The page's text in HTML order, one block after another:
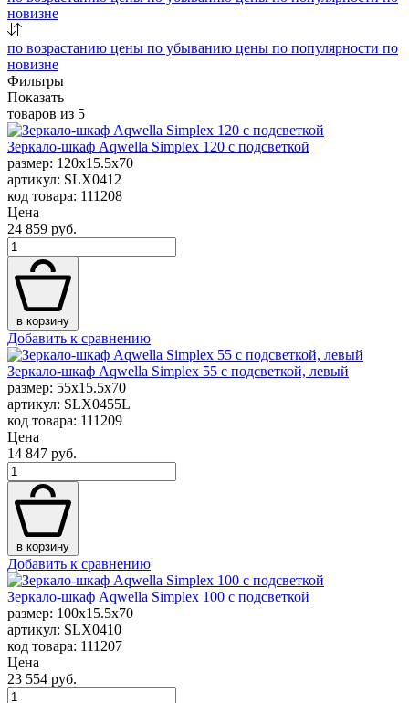
новизне
по возрастанию цены по убыванию цены по популярности по
новизне
Фильтры
Показать
товаров из 5
Зеркало-шкаф Aqwella Simplex 120 с подсветкой
размер: 120x15.5x70
артикул: SLX0412
код товара: 111208
Цена
24 859 руб.
в корзину
Добавить к сравнению
Зеркало-шкаф Aqwella Simplex 55 с подсветкой, левый
размер: 55x15.5x70
артикул: SLX0455L
код товара: 111209
Цена
14 847 руб.
в корзину
Добавить к сравнению
Зеркало-шкаф Aqwella Simplex 100 с подсветкой
размер: 100x15.5x70
артикул: SLX0410
код товара: 111207
Цена
23 554 руб.